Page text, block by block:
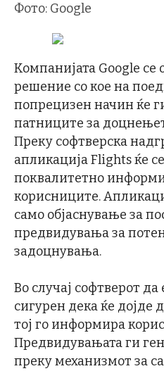
Фото: Google
Компанијата Google се
решение со кое на
попрецизен начин ќе
патниците за
Преку софтверска
апликација Flights ќе
поквалитетно
корисниците.
само објаснување за
предвидувања за
задоцнувања.
Во случај софтверот да
сигурен дека ќе дојде
тој го информира
Предвидувањата ги
преку механизмот за